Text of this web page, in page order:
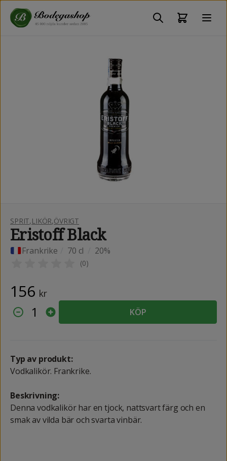
SPRIT,LIKÖR,ÖVRIGT
Eristoff Black
Frankrike 70 cl 20%
(0)
156 kr
1 KÖP
Typ av produkt:
Vodkalikör. Frankrike.
Beskrivning:
Denna vodkalikör har en tjock, nattsvart färg och en
smak av vilda bär och svarta vinbär.